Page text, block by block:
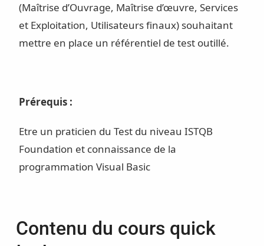
(Maîtrise d’Ouvrage, Maîtrise d’œuvre, Services
et Exploitation, Utilisateurs finaux) souhaitant
mettre en place un référentiel de test outillé.
Prérequis :
Etre un praticien du Test du niveau ISTQB
Foundation et connaissance de la
programmation Visual Basic
Contenu du cours quick